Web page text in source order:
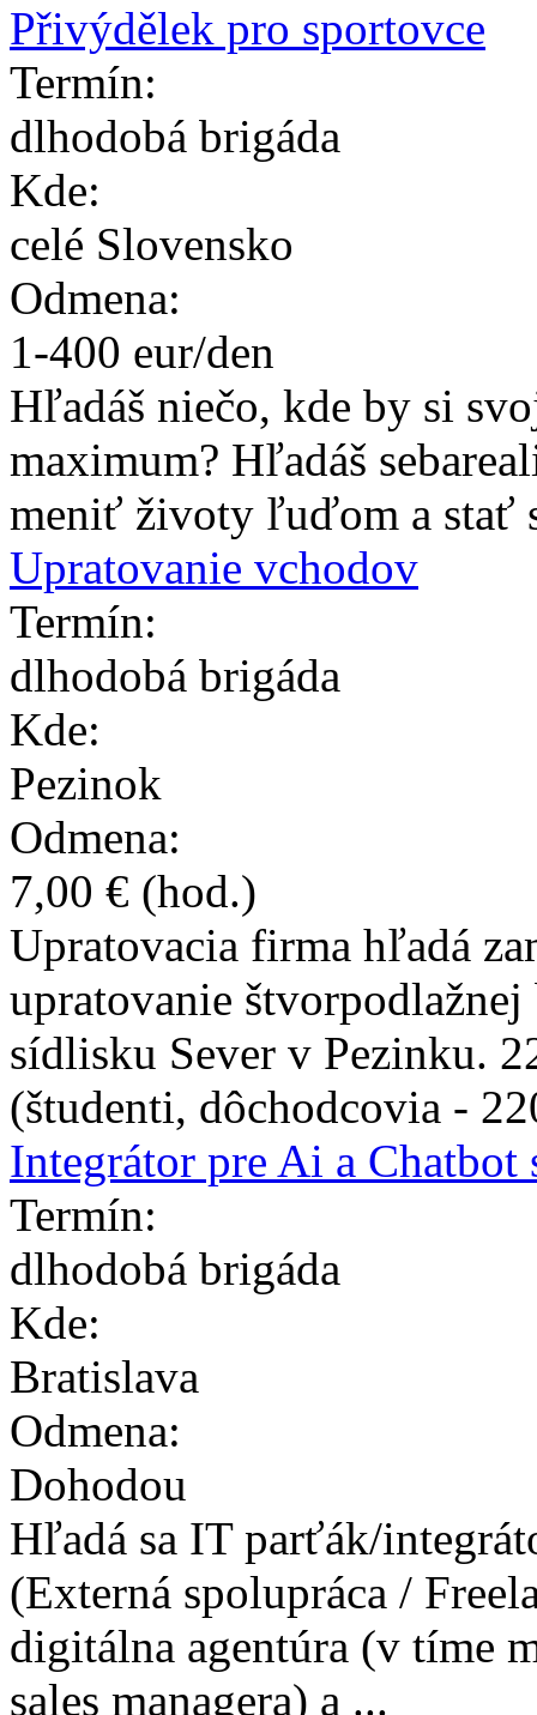
Přivýdělek pro sportovce
Termín:
dlhodobá brigáda
Kde:
celé Slovensko
Odmena:
1-400 eur/den
Hľadáš niečo, kde by si
maximum? Hľadáš
meniť životy ľuďom a stať
Upratovanie vchodov
Termín:
dlhodobá brigáda
Kde:
Pezinok
Odmena:
7,00 € (hod.)
Upratovacia firma hľadá
upratovanie
sídlisku Sever v Pezinku.
(študenti, dôchodcovia -
Integrátor pre Ai a Chatbot
Termín:
dlhodobá brigáda
Kde:
Bratislava
Odmena:
Dohodou
Hľadá sa IT parťák/
(Externá spolupráca /
digitálna agentúra (v tíme
sales managera) a ...